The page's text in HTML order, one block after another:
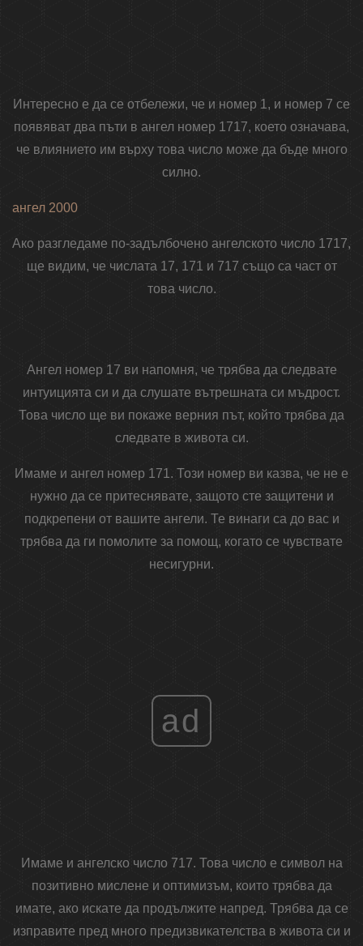
Интересно е да се отбележи, че и номер 1, и номер 7 се
появяват два пъти в ангел номер 1717, което означава,
че влиянието им върху това число може да бъде много
силно.
ангел 2000
Ако разгледаме по-задълбочено ангелското число 1717,
ще видим, че числата 17, 171 и 717 също са част от
това число.
Ангел номер 17 ви напомня, че трябва да следвате
интуицията си и да слушате вътрешната си мъдрост.
Това число ще ви покаже верния път, който трябва да
следвате в живота си.
Имаме и ангел номер 171. Този номер ви казва, че не е
нужно да се притеснявате, защото сте защитени и
подкрепени от вашите ангели. Те винаги са до вас и
трябва да ги помолите за помощ, когато се чувствате
несигурни.
ad
Имаме и ангелско число 717. Това число е символ на
позитивно мислене и оптимизъм, които трябва да
имате, ако искате да продължите напред. Трябва да се
изправите пред много предизвикателства в живота си и